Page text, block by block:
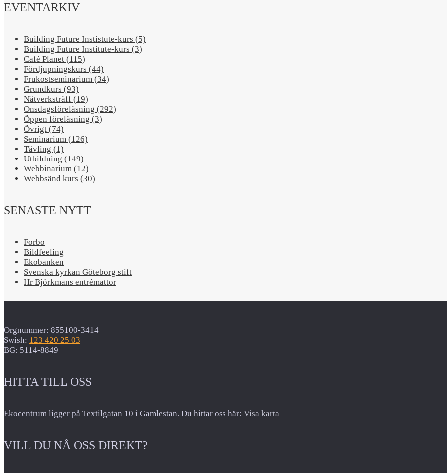
EVENTARKIV
Building Future Instistute-kurs (5)
Building Future Institute-kurs (3)
Café Planet (115)
Fördjupningskurs (44)
Frukostseminarium (34)
Grundkurs (93)
Nätverksträff (19)
Onsdagsföreläsning (292)
Öppen föreläsning (3)
Övrigt (74)
Seminarium (126)
Tävling (1)
Utbildning (149)
Webbinarium (12)
Webbsänd kurs (30)
SENASTE NYTT
Forbo
Bildfeeling
Ekobanken
Svenska kyrkan Göteborg stift
Hr Björkmans entrémattor
Orgnummer: 855100-3414
Swish: 123 420 25 03
BG: 5114-8849
HITTA TILL OSS
Ekocentrum ligger på Textilgatan 10 i Gamlestan. Du hittar oss här: Visa karta
VILL DU NÅ OSS DIREKT?